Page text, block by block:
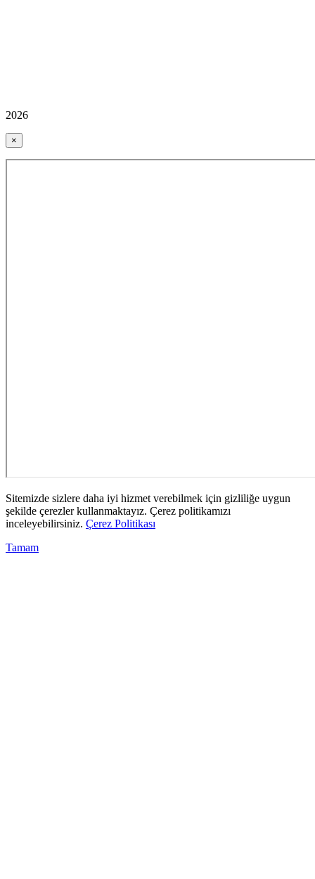
2026
×
Sitemizde sizlere daha iyi hizmet verebilmek için gizliliğe uygun
şekilde çerezler kullanmaktayız. Çerez politikamızı
inceleyebilirsiniz. Çerez Politikası
Tamam